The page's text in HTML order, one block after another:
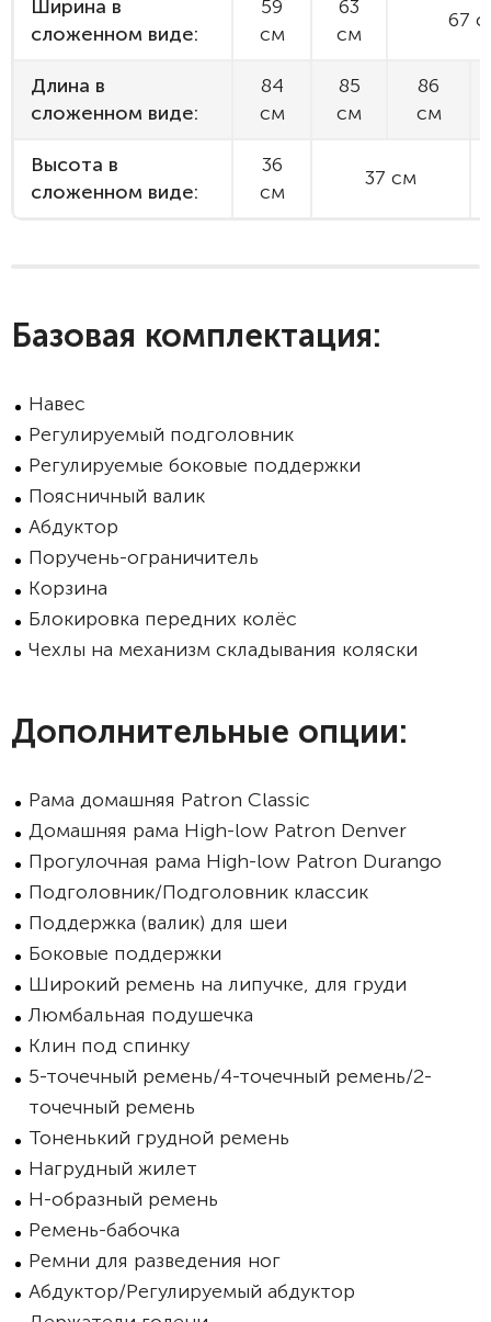
Ширина в
сложенном виде:
59
см
63
см
67
Длина в
сложенном виде:
84
см
85
см
86
см
Высота в
сложенном виде:
36
см
37 см
Базовая комплектация:
Навес
Регулируемый подголовник
Регулируемые боковые поддержки
Поясничный валик
Абдуктор
Поручень-ограничитель
Корзина
Блокировка передних колёс
Чехлы на механизм складывания коляски
Дополнительные опции:
Рама домашняя Patron Classic
Домашняя рама High-low Patron Denver
Прогулочная рама High-low Patron Durango
Подголовник/Подголовник классик
Поддержка (валик) для шеи
Боковые поддержки
Широкий ремень на липучке, для груди
Люмбальная подушечка
Клин под спинку
5-точечный ремень/4-точечный ремень/2-
точечный ремень
Тоненький грудной ремень
Нагрудный жилет
Н-образный ремень
Ремень-бабочка
Ремни для разведения ног
Абдуктор/Регулируемый абдуктор